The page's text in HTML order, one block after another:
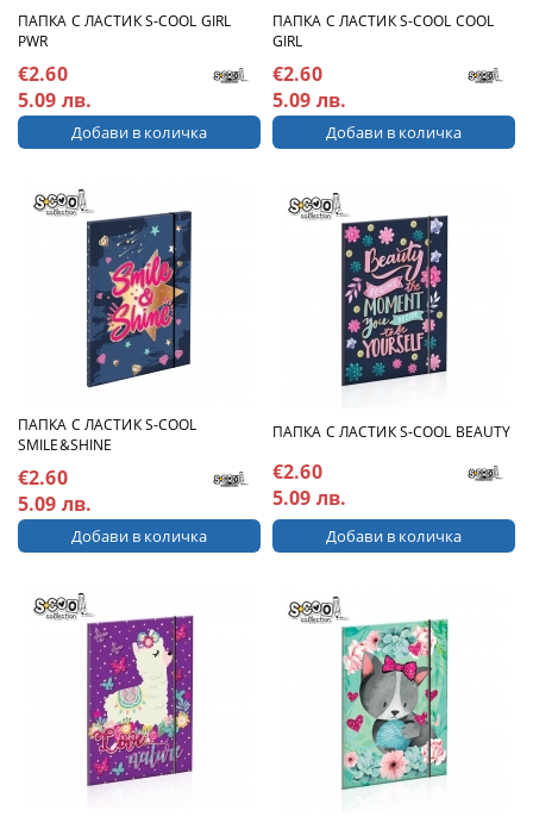
ПАПКА С ЛАСТИК S-COOL GIRL
PWR
€2.60
5.09 лв.
ПАПКА С ЛАСТИК S-COOL COOL
GIRL
€2.60
5.09 лв.
ПАПКА С ЛАСТИК S-COOL
SMILE&SHINE
€2.60
5.09 лв.
ПАПКА С ЛАСТИК S-COOL BEAUTY
€2.60
5.09 лв.